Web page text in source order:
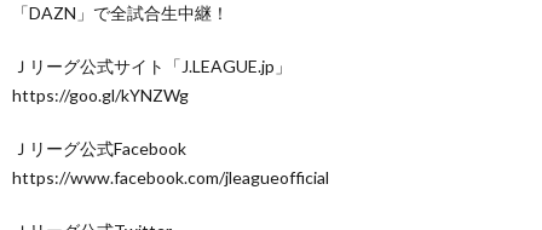
「DAZN」で全試合生中継！
Ｊリーグ公式サイト「J.LEAGUE.jp」
https://goo.gl/kYNZWg
Ｊリーグ公式Facebook
https://www.facebook.com/jleagueofficial